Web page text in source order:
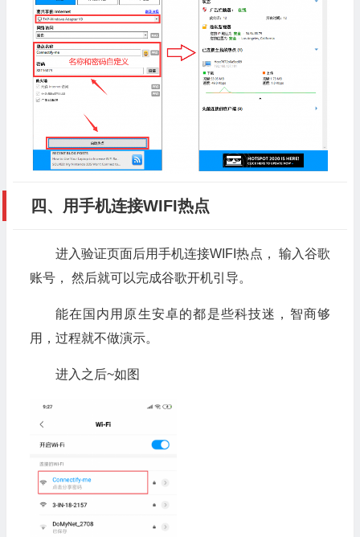
四、用手机连接WIFI热点
进入验证页面后用手机连接WIFI热点， 输入谷歌
账号， 然后就可以完成谷歌开机引导。
能在国内用原生安卓的都是些科技迷，智商够
用，过程就不做演示。
进入之后~如图